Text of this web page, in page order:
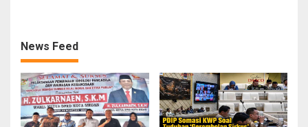
News Feed